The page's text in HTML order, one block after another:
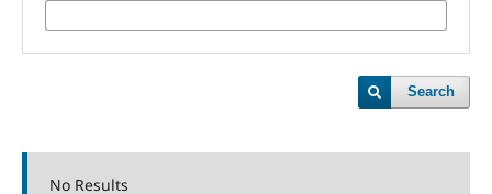
Search
No Results